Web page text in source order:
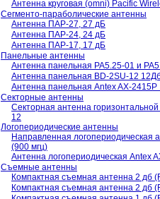
Антенна круговая (omni) Pacific
Сегменто-параболические антенны
Антенна ПАР-27, 27 дБ
Антенна ПАР-24, 24 дБ
Антенна ПАР-17, 17 дБ
Панельные антенны
Антенна панельная PA5.25-01 и
Антенна панельная BD-2SU-12
Антенна панельная Antex AX-
Секторные антенны
Секторная антенна
12
Логопериодические антенны
Направленная логопериодическая
(900 мгц)
Антенна логопериодическая Antex
Съемные антенны
Компактная съемная антенна 2 дб
Компактная съемная антенна 2 дб